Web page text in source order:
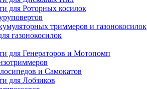
для Роторных косилок
триммеров и газонокосилок
газонокосилок
для Генераторов и Мотопомп
и Самокатов
для Лобзиков